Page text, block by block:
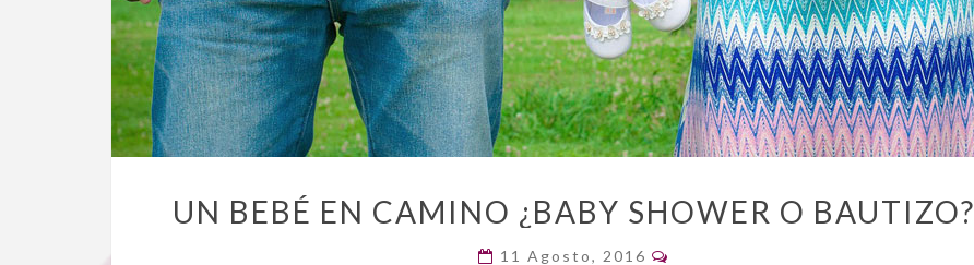
BEBÉ
UN BEBÉ EN CAMINO ¿BABY SHOWER O BAUTIZO?
11 Agosto, 2016